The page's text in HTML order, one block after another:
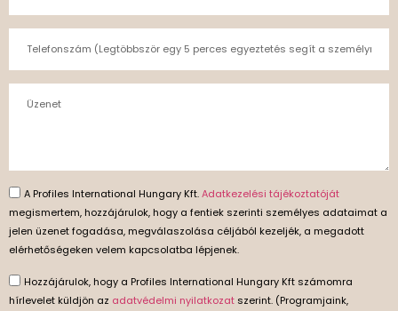
A Profiles International Hungary Kft.Adatkezelési tájékoztatóját
megismertem, hozzájárulok, hogy a fentiek szerinti személyes adataimat a
jelen üzenet fogadása, megválaszolása céljából kezeljék, a megadott
elérhetőségeken velem kapcsolatba lépjenek.
Hozzájárulok, hogy a Profiles International Hungary Kft számomra
hírlevelet küldjön az adatvédelmi nyilatkozat szerint. (Programjaink,